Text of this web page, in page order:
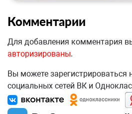
Комментарии
Для добавления комментария
авторизированы.
Вы можете
социальных сетей ВК и